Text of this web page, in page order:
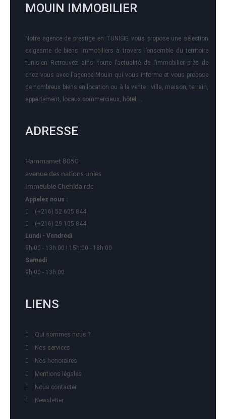
MOUIN IMMOBILIER
Notre agence de prestige en TUNISIE vous propose une sélection
exigeante de biens immobiliers à travers l’ensemble du territoire
tunisien Retrouvez ainsi toute l’actualité de l’immobilier près de
chez vous avec l'agence Mouin qui vous informe et vous propose
de nombreux biens en location ou à la vente : villa, maison, terrain,
appartement, locaux commerciaux, hôtel….
ADRESSE
Hammamet 8050
avenue des nations unies
Immeuble Chehida rdc
Appelez nous :
(+216) 52 605 844
(+216) 29 105 844
Lundi - Vendredi
9h:00 - 13h:00 | 15h:00 - 18h:00
Samedi
9h:00 - 13h:00
LIENS
Qui sommes nous ?
Nos services
Nos honoraires
Mentions légales
Nous contacter
Newsletter